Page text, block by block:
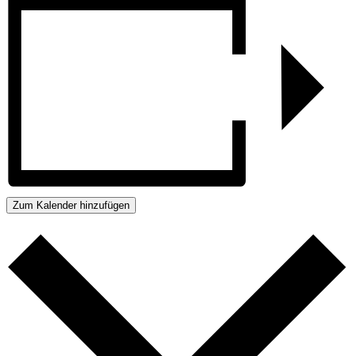
Zum Kalender hinzufügen